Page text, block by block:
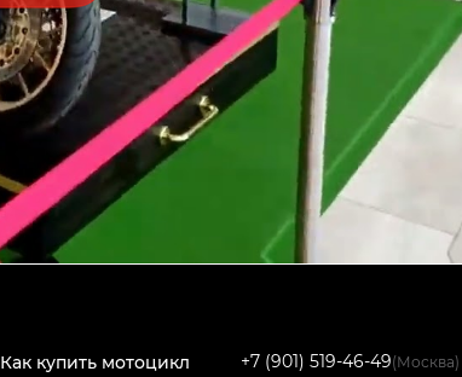
Как купить мотоцикл
+7 (901) 519-46-49(Москва)